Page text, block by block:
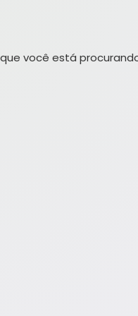
você está